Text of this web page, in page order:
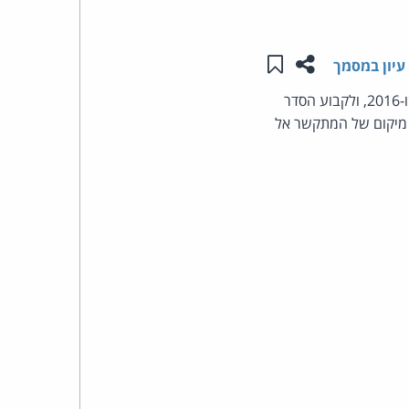
שתפו עמוד זה
שמור ב"תכנים שלי"
עיון במסמך
הצעת חוק ממשלתית (1136) המבקשת לתקן את החוק למניעת הטרדות של מוקדי חירום, התשע"ו-2016, ולקבוע הסדר
מיקום של המתקשר אל